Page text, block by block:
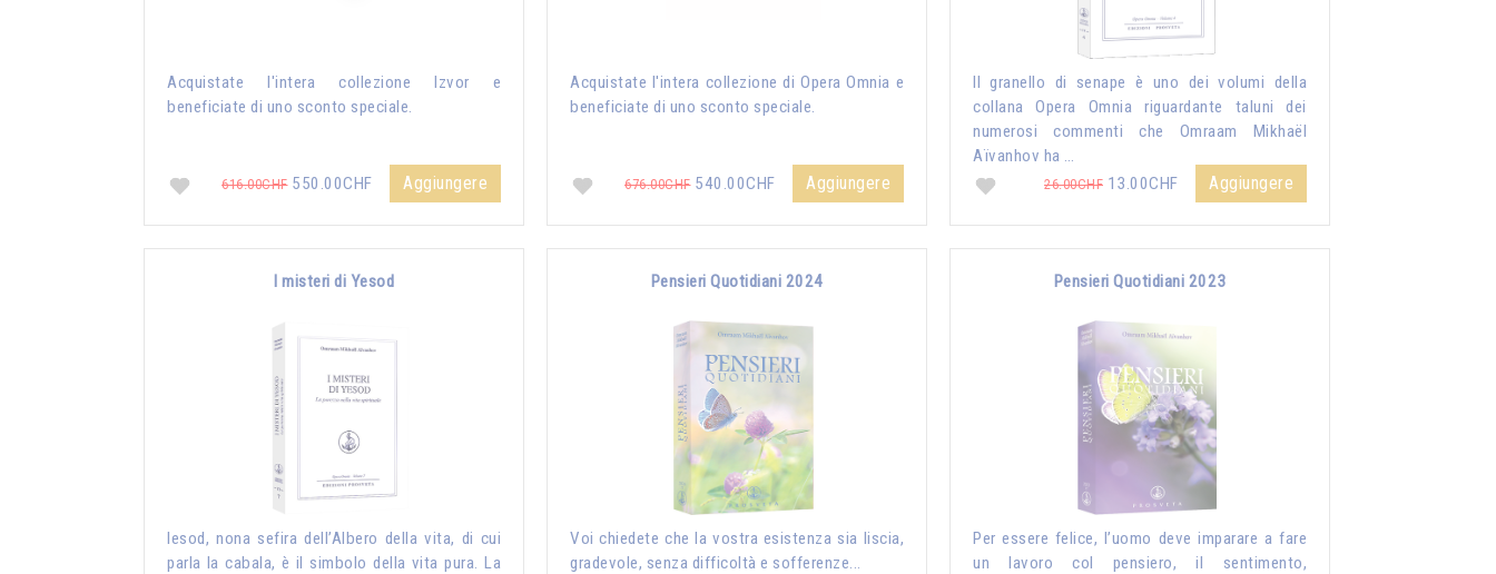
Acquistate l'intera collezione Izvor e
beneficiate di uno sconto speciale.
616.00CHF550.00CHF Aggiungere
Acquistate l'intera collezione di Opera Omnia e
beneficiate di uno sconto speciale.
676.00CHF540.00CHF Aggiungere
Il granello di senape è uno dei volumi della
collana Opera Omnia riguardante taluni dei
numerosi commenti che Omraam Mikhaël
Aïvanhov ha …
26.00CHF 13.00CHF Aggiungere
I misteri di Yesod
Iesod, nona sefira dell’Albero della vita, di cui
parla la cabala, è il simbolo della vita pura. La
Pensieri Quotidiani 2024
Voi chiedete che la vostra esistenza sia liscia,
gradevole, senza difficoltà e sofferenze...
Pensieri Quotidiani 2023
Per essere felice, l’uomo deve imparare a fare
un lavoro col pensiero, il sentimento,